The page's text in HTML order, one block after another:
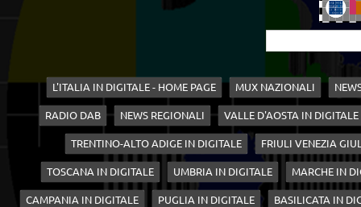
L'ITALIA IN DIGITALE - HOME PAGE MUX NAZIONALI
RADIO DAB NEWS REGIONALI VALLE D'AOSTA IN DIGITALE
TRENTINO-ALTO ADIGE IN DIGITALE FRIULI VENEZIA
TOSCANA IN DIGITALE UMBRIA IN DIGITALE MARCHE IN
CAMPANIA IN DIGITALE PUGLIA IN DIGITALE BASILICATA IN